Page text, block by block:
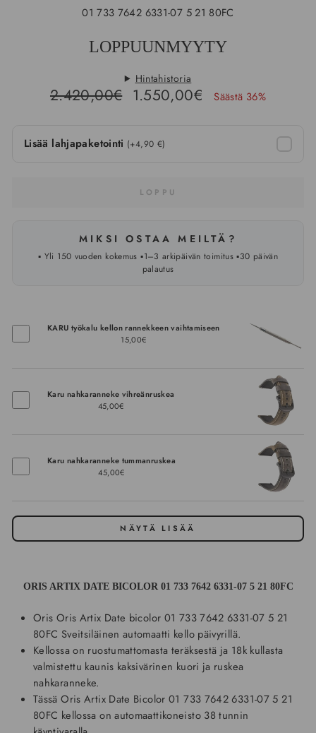
01 733 7642 6331-07 5 21 80FC
LOPPUUNMYYTY
Hintahistoria
Hinta
2.420,00€
Ale-
1.550,00€ Säästä 36%
Lisää lahjapaketointi (+4,90 €)
LOPPU
MIKSI OSTAA MEILTÄ?
▪️ Yli 150 vuoden kokemus ▪️1–3 arkipäivän toimitus ▪️30 päivän
palautus
KARU työkalu kellon rannekkeen vaihtamiseen
15,00€
Karu nahkaranneke vihreänruskea
45,00€
Karu nahkaranneke tummanruskea
45,00€
NÄYTÄ LISÄÄ
ORIS ARTIX DATE BICOLOR 01 733 7642 6331-07 5 21 80FC
Oris Oris Artix Date bicolor 01 733 7642 6331-07 5 21
80FC Sveitsiläinen automaatti kello päivyrillä.
Kellossa on ruostumattomasta teräksestä ja 18k kullasta
valmistettu kaunis kaksivärinen kuori ja ruskea
nahkaranneke.
Tässä Oris Artix Date Bicolor 01 733 7642 6331-07 5 21
80FC kellossa on automaattikoneisto 38 tunnin